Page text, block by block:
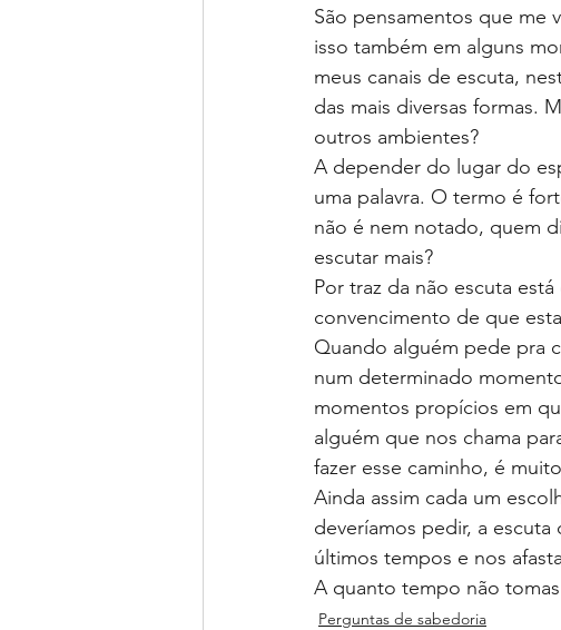
São pensamentos que me
isso também em alguns
meus canais de escuta,
das mais diversas formas.
outros ambientes?
A depender do lugar do
uma palavra. O termo é
não é nem notado, quem
escutar mais?
Por traz da não escuta
convencimento de que
Quando alguém pede pra
num determinado
momentos propícios em
alguém que nos chama
fazer esse caminho, é
Ainda assim cada um
deveríamos pedir, a
últimos tempos e nos
A quanto tempo não
Perguntas de sabedoria